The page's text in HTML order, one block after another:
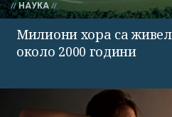
НАУКА
Милиони хора са
около 2000 години